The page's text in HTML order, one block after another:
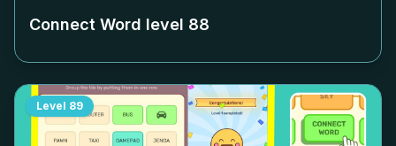
Connect Word level 88
Level 89